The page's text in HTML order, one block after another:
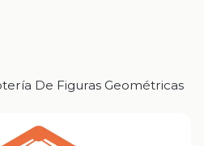
De Figuras Geométricas